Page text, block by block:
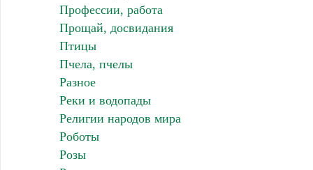
Профессии, работа
Прощай, досвидания
Птицы
Пчела, пчелы
Разное
Реки и водопады
Религии народов мира
Роботы
Розы